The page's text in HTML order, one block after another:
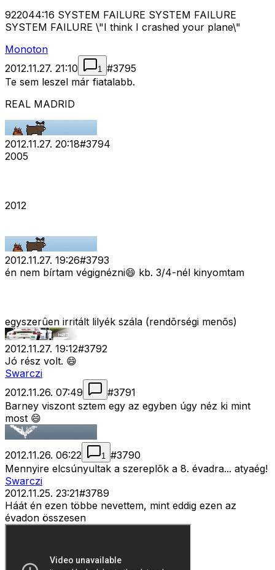
922044:16 SYSTEM FAILURE SYSTEM FAILURE
SYSTEM FAILURE \"I think I crashed your plane\"
Monoton
2012.11.27. 21:10
1 #3795
Te sem leszel már fiatalabb.
REAL MADRID
2012.11.27. 20:18#3794
2005
2012
2012.11.27. 19:26#3793
én nem bírtam végignézni😄 kb. 3/4-nél kinyomtam
egyszerûen irritált lilyék szála (rendõrségi menõs)
2012.11.27. 19:12#3792
Jó rész volt. 😄
Swarczi
2012.11.26. 07:49
#3791
Barney viszont sztem egy az egyben úgy néz ki mint
most 😄
2012.11.26. 06:22 1 #3790
Mennyire elcsúnyultak a szereplõk a 8. évadra... atyaég!
Swarczi
2012.11.25. 23:21#3789
Háát én ezen többe nevettem, mint eddig ezen az
évadon összesen